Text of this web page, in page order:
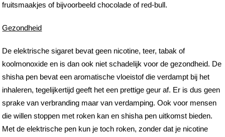
fruitsmaakjes of bijvoorbeeld chocolade of red-bull.
Gezondheid
De elektrische sigaret bevat geen nicotine, teer, tabak of
koolmonoxide en is dan ook niet schadelijk voor de gezondheid. De
shisha pen bevat een aromatische vloeistof die verdampt bij het
inhaleren, tegelijkertijd geeft het een prettige geur af. Er is dus geen
sprake van verbranding maar van verdamping. Ook voor mensen
die willen stoppen met roken kan en shisha pen uitkomst bieden.
Met de elektrische pen kun je toch roken, zonder dat je nicotine